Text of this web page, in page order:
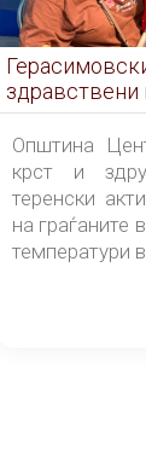
здравствени
граѓаните во
Општина
крст и
теренски
на граѓаните
температури